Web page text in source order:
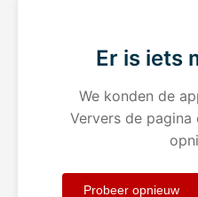
Er is iets
We konden de
Ververs de
Probeer opnieuw